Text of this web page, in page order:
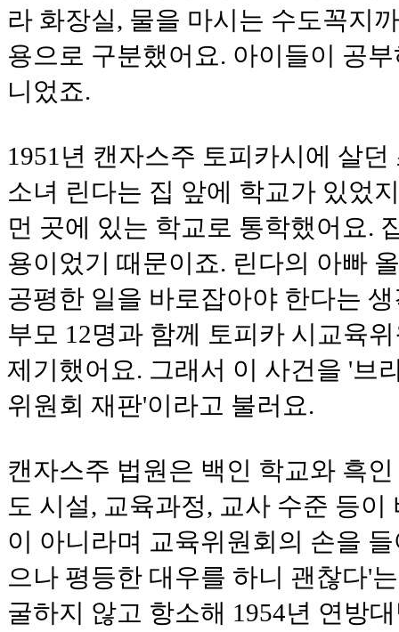
라 화장실, 물을 마시는 수도꼭지
용으로 구분했어요. 아이들이 공
니었죠.
1951년 캔자스주 토피카시에 살
소녀 린다는 집 앞에 학교가 있었
먼 곳에 있는 학교로 통학했어요.
용이었기 때문이죠. 린다의 아빠
공평한 일을 바로잡아야 한다는
부모 12명과 함께 토피카 시교육
제기했어요. 그래서 이 사건을 '브
위원회 재판'이라고 불러요.
캔자스주 법원은 백인 학교와 흑
도 시설, 교육과정, 교사 수준 등
이 아니라며 교육위원회의 손을
으나 평등한 대우를 하니 괜찮다'
굴하지 않고 항소해 1954년 연방